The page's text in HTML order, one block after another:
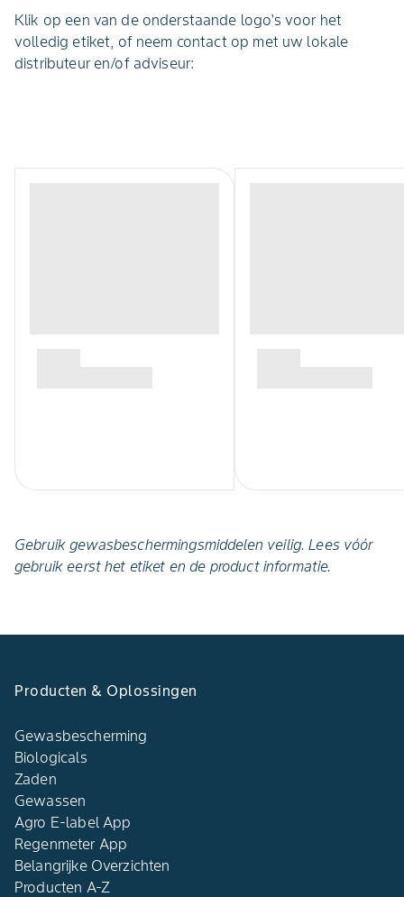
Klik op een van de onderstaande logo's voor het
volledig etiket, of neem contact op met uw lokale
distributeur en/of adviseur:
Gebruik gewasbeschermingsmiddelen veilig. Lees vóór
gebruik eerst het etiket en de product informatie.
Producten & Oplossingen
Gewasbescherming
Biologicals
Zaden
Gewassen
Agro E-label App
Regenmeter App
Belangrijke Overzichten
Producten A-Z